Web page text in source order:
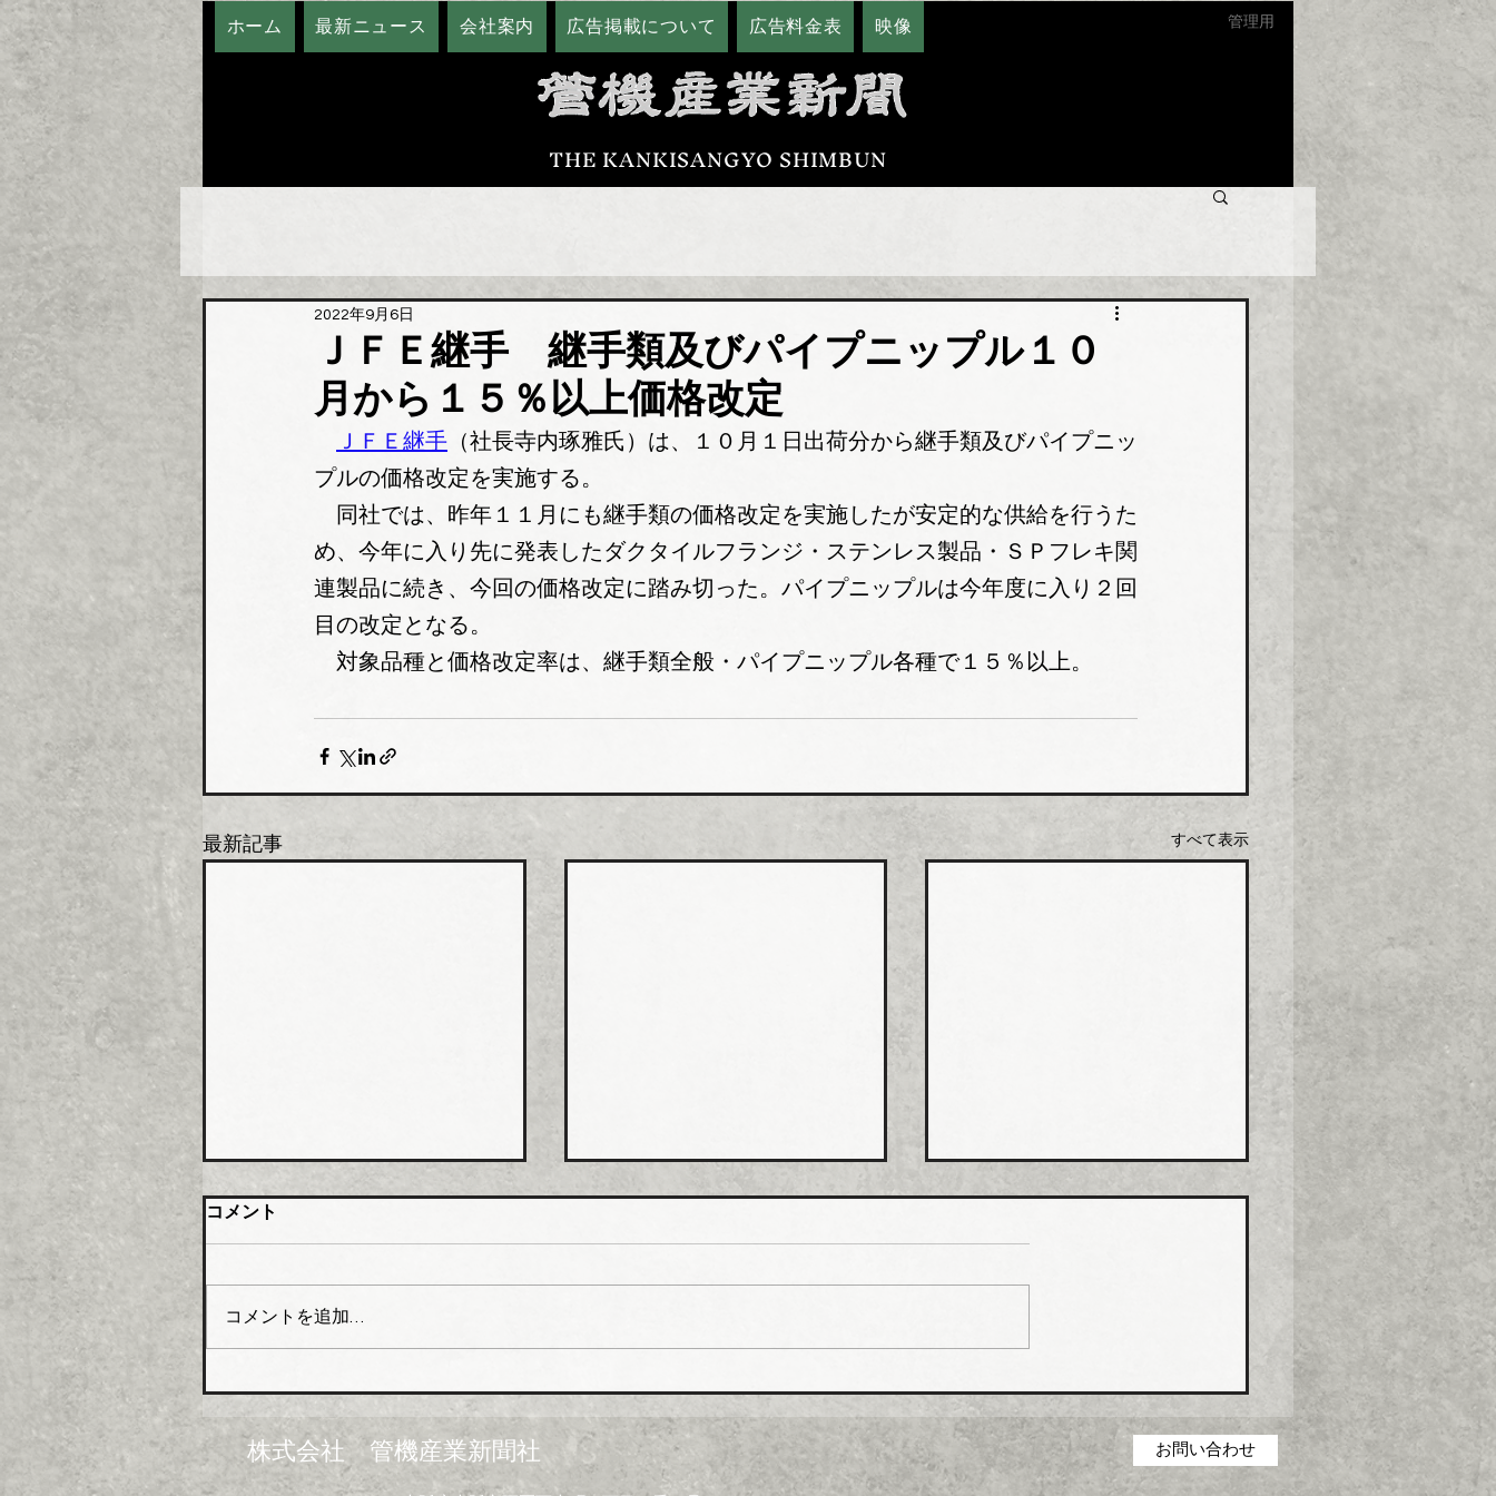
ホーム 最新ニュース 会社案内 広告掲載について 広告料金表 映像
THE KANKISANGYO SHIMBUN
管理用
ＪＦＥ継手 継手類及びパイプニップル１０
月から１５％以上価格改定
2022年9月6日
ＪＦＥ継手 （社長寺内琢雅氏）は、１０月１日出荷分から継手類及びパイプニッ
プルの価格改定を実施する。
同社では、昨年１１月にも継手類の価格改定を実施したが安定的な供給を行うた
め、今年に入り先に発表したダクタイルフランジ・ステンレス製品・ＳＰフレキ関
連製品に続き、今回の価格改定に踏み切った。パイプニップルは今年度に入り２回
目の改定となる。
対象品種と価格改定率は、継手類全般・パイプニップル各種で１５％以上。
最新記事 すべて表示
大阪管材組合 石油由来製品
の対策要望書を近畿経済産業
局へ
組合員企業１０４社を対象に
「中東情勢の変化に伴う供給不
し、集計結果を取りまとめた。
米国・イスラエルのイランへ
の軍事攻撃は中東情勢の悪化を
招き、日本経済に深刻なダメー
ヒトミを完全子会社化、ヒト
ミ新社長に七條智氏就任
ホーコス グリース阻集器・
値上げ
一部製品について価格改定（値
製造の合理化・コストダウン・
経費低減に取り組んできたが、
昨今の原材料・エネルギーコス
トの高騰を吸収することができ
コメント
コメントを追加…
株式会社 管機産業新聞社 お問い合わせ